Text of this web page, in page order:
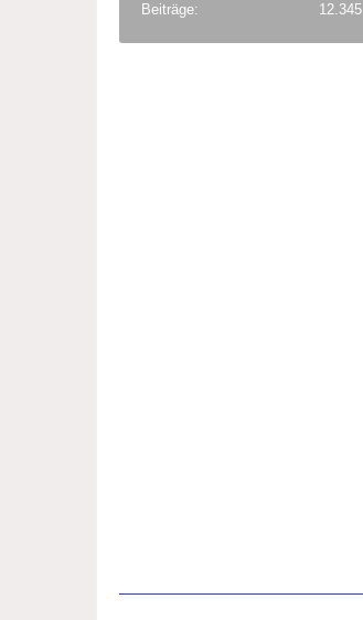
Beiträge 12.345